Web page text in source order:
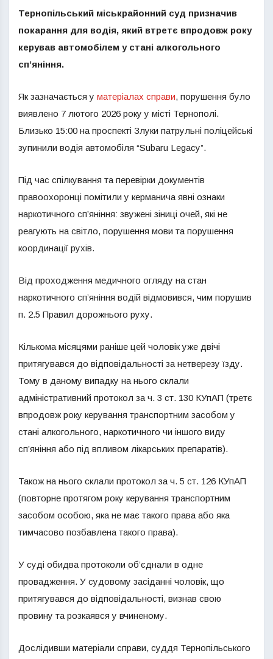
Тернопільський міськрайонний суд призначив
покарання для водія, який втретє впродовж року
керував автомобілем у стані алкогольного
сп’яніння.
Як зазначається у матеріалах справи, порушення було
виявлено 7 лютого 2026 року у місті Тернополі.
Близько 15:00 на проспекті Злуки патрульні поліцейські
зупинили водія автомобіля “Subaru Legacy”.
Під час спілкування та перевірки документів
правоохоронці помітили у керманича явні ознаки
наркотичного сп’яніння: звужені зіниці очей, які не
реагують на світло, порушення мови та порушення
координації рухів.
Від проходження медичного огляду на стан
наркотичного сп’яніння водій відмовився, чим порушив
п. 2.5 Правил дорожнього руху.
Кількома місяцями раніше цей чоловік уже двічі
притягувався до відповідальності за нетверезу їзду.
Тому в даному випадку на нього склали
адміністративний протокол за ч. 3 ст. 130 КУпАП (третє
впродовж року керування транспортним засобом у
стані алкогольного, наркотичного чи іншого виду
сп’яніння або під впливом лікарських препаратів).
Також на нього склали протокол за ч. 5 ст. 126 КУпАП
(повторне протягом року керування транспортним
засобом особою, яка не має такого права або яка
тимчасово позбавлена такого права).
У суді обидва протоколи об’єднали в одне
провадження. У судовому засіданні чоловік, що
притягувався до відповідальності, визнав свою
провину та розкаявся у вчиненому.
Дослідивши матеріали справи, суддя Тернопільського